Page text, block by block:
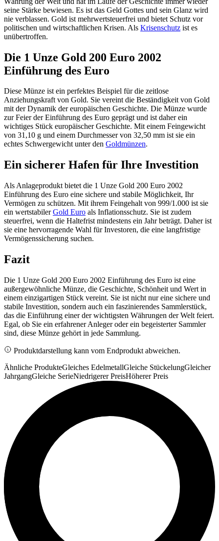
seine Stärke bewiesen. Es ist das Geld Gottes und sein Glanz wird
nie verblassen. Gold ist mehrwertsteuerfrei und bietet Schutz vor
politischen und wirtschaftlichen Krisen. Als Krisenschutz ist es
unübertroffen.
Die 1 Unze Gold 200 Euro 2002
Einführung des Euro
Diese Münze ist ein perfektes Beispiel für die zeitlose
Anziehungskraft von Gold. Sie vereint die Beständigkeit von Gold
mit der Dynamik der europäischen Geschichte. Die Münze wurde
zur Feier der Einführung des Euro geprägt und ist daher ein
wichtiges Stück europäischer Geschichte. Mit einem Feingewicht
von 31,10 g und einem Durchmesser von 32,50 mm ist sie ein
echtes Schwergewicht unter den Goldmünzen.
Ein sicherer Hafen für Ihre Investition
Als Anlageprodukt bietet die 1 Unze Gold 200 Euro 2002
Einführung des Euro eine sichere und stabile Möglichkeit, Ihr
Vermögen zu schützen. Mit ihrem Feingehalt von 999/1.000 ist sie
ein wertstabilerGold Euro als Inflationsschutz. Sie ist zudem
steuerfrei, wenn die Haltefrist mindestens ein Jahr beträgt. Daher ist
sie eine hervorragende Wahl für Investoren, die eine langfristige
Vermögenssicherung suchen.
Fazit
Die 1 Unze Gold 200 Euro 2002 Einführung des Euro ist eine
außergewöhnliche Münze, die Geschichte, Schönheit und Wert in
einem einzigartigen Stück vereint. Sie ist nicht nur eine sichere und
stabile Investition, sondern auch ein faszinierendes Sammlerstück,
das die Einführung einer der wichtigsten Währungen der Welt feiert.
Egal, ob Sie ein erfahrener Anleger oder ein begeisterter Sammler
sind, diese Münze gehört in jede Sammlung.
Produktdarstellung kann vom Endprodukt abweichen.
Ähnliche ProdukteGleiches EdelmetallGleiche StückelungGleicher
JahrgangGleiche SerieNiedrigerer PreisHöherer Preis